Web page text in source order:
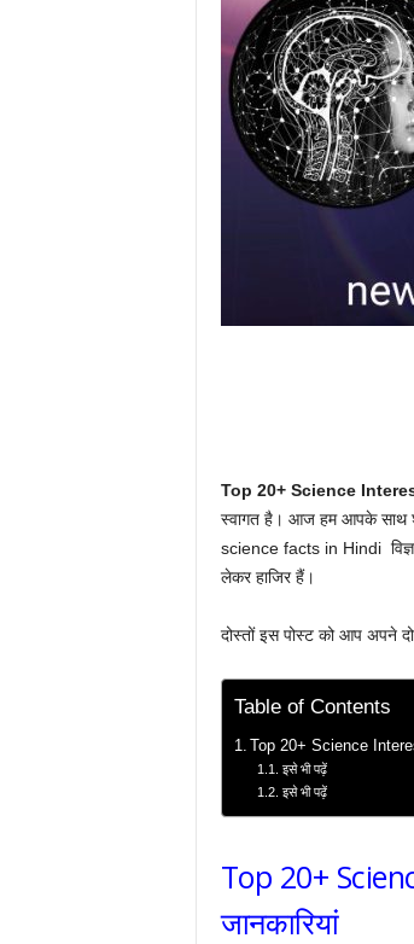
Top 20+ Science
स्वागत है। आज हम आपके साथ
science facts in Hindi
लेकर हाजिर हैं।
दोस्तों इस पोस्ट को आप अपने
Table of Contents
Top 20+ Science
इसे भी पढ़ें
इसे भी पढ़ें
Top 20+
जानकारियां